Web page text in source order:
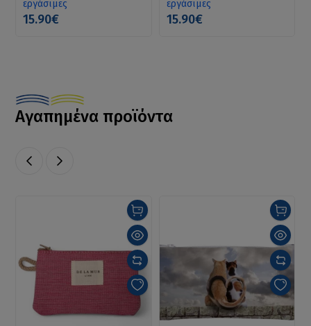
εργάσιμες
15.90€
εργάσιμες
15.90€
Αγαπημένα προϊόντα